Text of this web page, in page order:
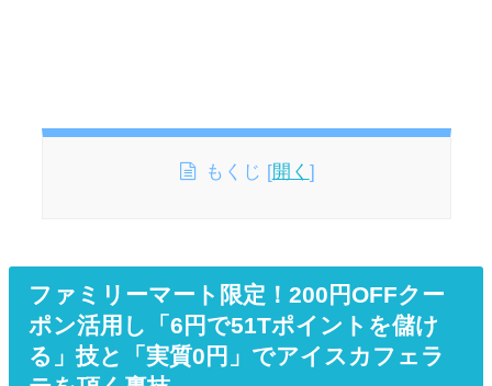
もくじ [開く ]
ファミリーマート限定！200円OFFクー
ポン活用し「6円で51Tポイントを儲け
る」技と「実質0円」でアイスカフェラ